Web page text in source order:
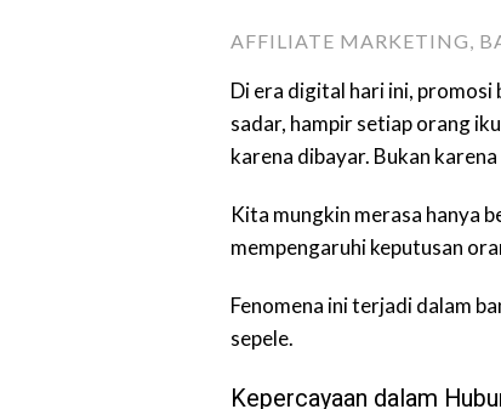
AFFILIATE MARKETING
Di era digital hari ini, promosi
sadar, hampir setiap orang
karena dibayar. Bukan
Kita mungkin merasa hanya
mempengaruhi keputusan
Fenomena ini terjadi dalam
sepele.
Kepercayaan dalam